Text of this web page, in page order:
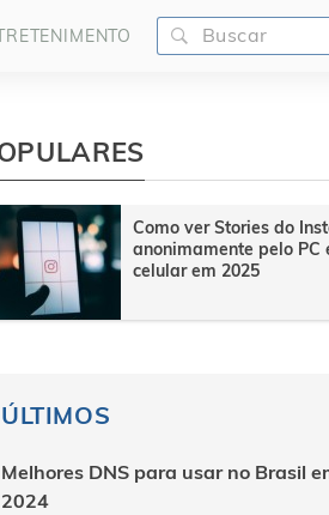
Como ver Stories do
anonimamente pelo PC
celular em 2025
ÚLTIMOS
Melhores DNS para usar no Brasil
2024